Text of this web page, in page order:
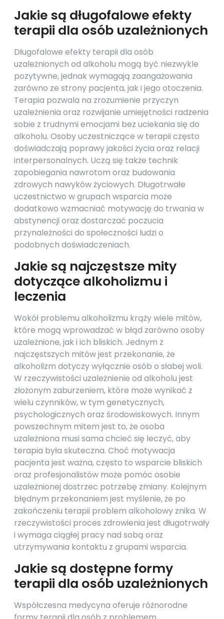
Jakie są długofalowe efekty
terapii dla osób uzależnionych
Długofalowe efekty terapii dla osób
uzależnionych od alkoholu mogą być niezwykle
pozytywne, jednak wymagają zaangażowania
zarówno ze strony pacjenta, jak i jego otoczenia.
Terapia pozwala na zrozumienie przyczyn
uzależnienia oraz rozwijanie umiejętności radzenia
sobie z trudnymi emocjami bez uciekania się do
alkoholu. Osoby uczestniczące w terapii często
doświadczają poprawy jakości życia oraz relacji
interpersonalnych. Uczą się także technik
zapobiegania nawrotom oraz budowania
zdrowych nawyków życiowych. Długotrwałe
uczestnictwo w grupach wsparcia może
dodatkowo wzmacniać motywację do trwania w
abstynencji oraz dostarczać poczucia
przynależności do społeczności ludzi o
podobnych doświadczeniach.
Jakie są najczęstsze mity
dotyczące alkoholizmu i
leczenia
Wokół problemu alkoholizmu krąży wiele mitów,
które mogą wprowadzać w błąd zarówno osoby
uzależnione, jak i ich bliskich. Jednym z
najczęstszych mitów jest przekonanie, że
alkoholizm dotyczy wyłącznie osób o słabej woli.
W rzeczywistości uzależnienie od alkoholu jest
złożonym zaburzeniem, które może wynikać z
wielu czynników, w tym genetycznych,
psychologicznych oraz środowiskowych. Innym
powszechnym mitem jest to, że osoba
uzależniona musi sama chcieć się leczyć, aby
terapia była skuteczna. Choć motywacja
pacjenta jest ważna, często to wsparcie bliskich
oraz profesjonalistów może pomóc osobie
uzależnionej dostrzec potrzebę zmiany. Kolejnym
błędnym przekonaniem jest myślenie, że po
zakończeniu terapii problem alkoholowy znika. W
rzeczywistości proces zdrowienia jest długotrwały
i wymaga ciągłej pracy nad sobą oraz
utrzymywania kontaktu z grupami wsparcia.
Jakie są dostępne formy
terapii dla osób uzależnionych
Współczesna medycyna oferuje różnorodne